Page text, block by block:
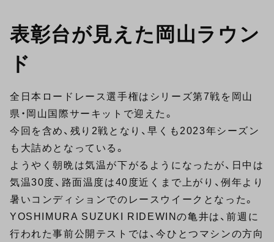
表彰台が見えた岡山ラウン
ド
全日本ロードレース選手権はシリーズ第7戦を岡山
県・岡山国際サーキットで迎えた。
今回を含め、残り2戦となり、早くも2023年シーズン
も大詰めとなっている。
ようやく朝晩は気温が下がるようになったが、日中は
気温30度、路面温度は40度近くまで上がり、例年より
暑いコンディションでのレースウイークとなった。
YOSHIMURA SUZUKI RIDEWINの亀井は、前週に
行われた事前公開テストでは、今ひとつマシンの方向